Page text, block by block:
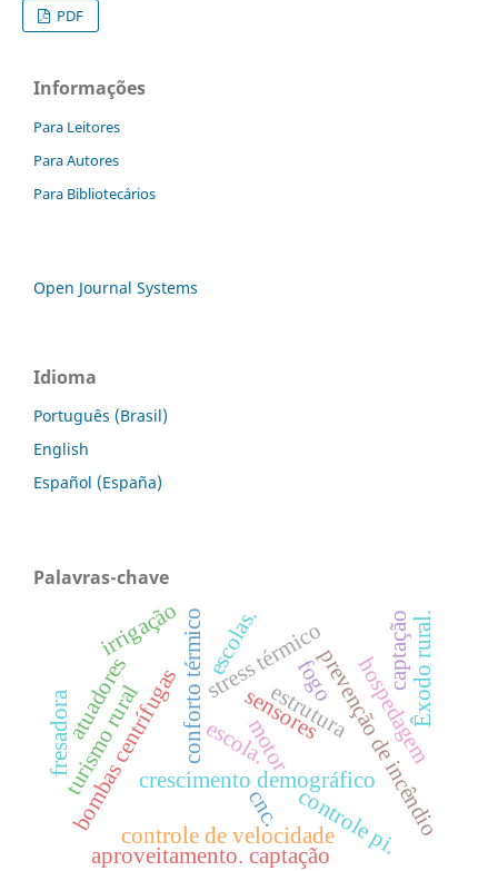
PDF
Informações
Para Leitores
Para Autores
Para Bibliotecários
Open Journal Systems
Idioma
Português (Brasil)
English
Español (España)
Palavras-chave
crescimento demográfico
motor prevenção de incêndio
escola.
conforto térmicostress térmico
bombas centrífugas
turismo rural hospedagem
sensores
atuadores
cnc.
controle de velocidadecontrole pi.
Êxodo rural.
fogo
fresadora
captação
aproveitamento. captação
escolas.
irrigação
estrutura